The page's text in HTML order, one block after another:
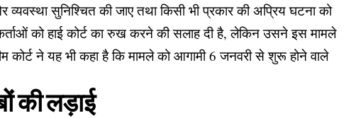
व्यवस्था सुनिश्चित की जाए तथा किसी भी प्रकार की अप्रिय घटना को
को हाई कोर्ट का रुख करने की सलाह दी है, लेकिन उसने इस मामले
कोर्ट ने यह भी कहा है कि मामले को आगामी 6 जनवरी से शुरू होने वाले
की लड़ाई